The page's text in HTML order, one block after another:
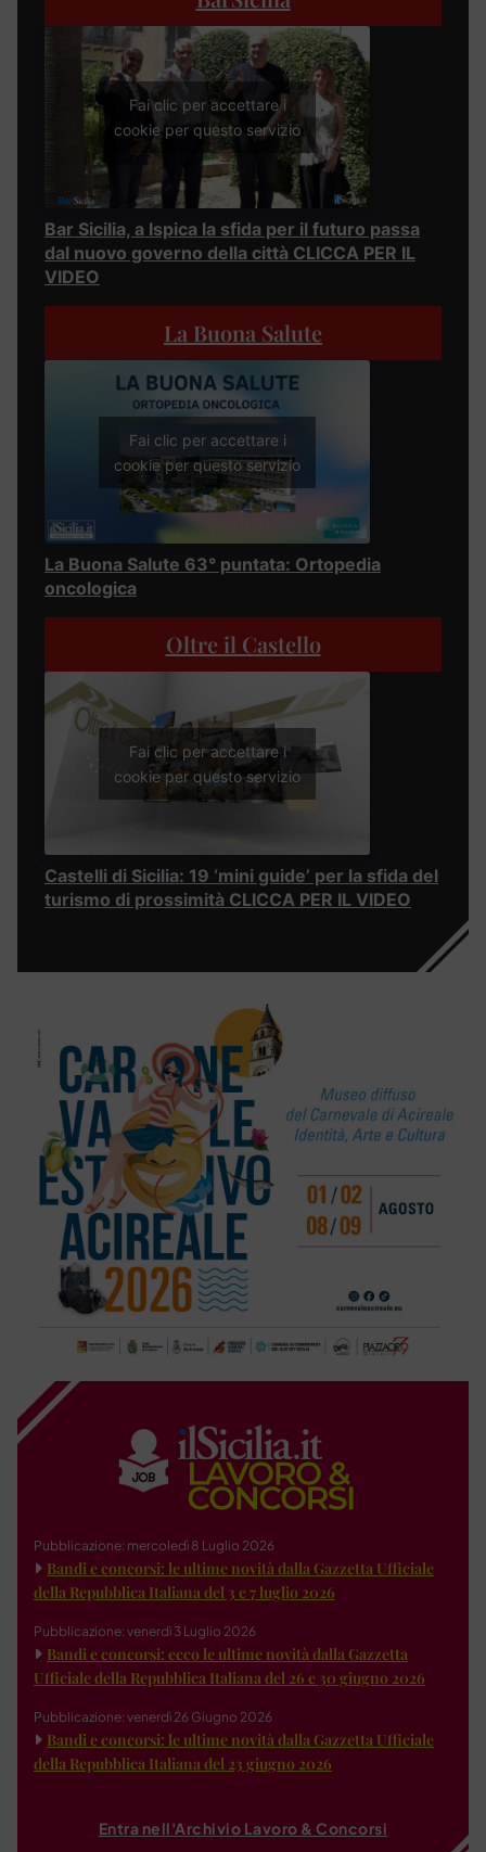
Fai clic per accettare i
cookie per questo servizio
Bar Sicilia, a Ispica la sfida per il futuro passa
dal nuovo governo della città CLICCA PER IL
VIDEO
La Buona Salute
Fai clic per accettare i
cookie per questo servizio
La Buona Salute 63° puntata: Ortopedia
oncologica
Oltre il Castello
Fai clic per accettare i
cookie per questo servizio
Castelli di Sicilia: 19 ‘mini guide’ per la sfida del
turismo di prossimità CLICCA PER IL VIDEO
Pubblicazione: mercoledì 8 Luglio 2026
Bandi e concorsi: le ultime novità dalla Gazzetta Ufficiale
della Repubblica Italiana del 3 e 7 luglio 2026
Pubblicazione: venerdì 3 Luglio 2026
Bandi e concorsi: ecco le ultime novità dalla Gazzetta
Ufficiale della Repubblica Italiana del 26 e 30 giugno 2026
Pubblicazione: venerdì 26 Giugno 2026
Bandi e concorsi: le ultime novità dalla Gazzetta Ufficiale
della Repubblica Italiana del 23 giugno 2026
Entra nell'Archivio Lavoro & Concorsi